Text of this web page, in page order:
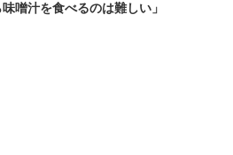
噌汁を食べるのは難しい」